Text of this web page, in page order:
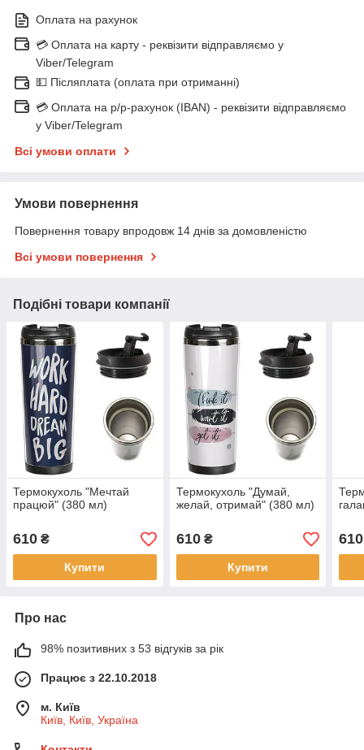
Оплата на рахунок
💳 Оплата на карту - реквізити відправляємо у
Viber/Telegram
💵 Післяплата (оплата при отриманні)
💳 Оплата на р/р-рахунок (IBAN) - реквізити відправляємо
у Viber/Telegram
Всі умови оплати
Умови повернення
Повернення товару впродовж 14 днів за домовленістю
Всі умови повернення
Подібні товари компанії
Термокухоль "Мечтай
працюй" (380 мл)
610 ₴
Купити
Термокухоль "Думай,
желай, отримай" (380 мл)
610₴
Купити
610
Про нас
98% позитивних з 53 відгуків за рік
Працює з 22.10.2018
м. Київ
Київ, Київ, Україна